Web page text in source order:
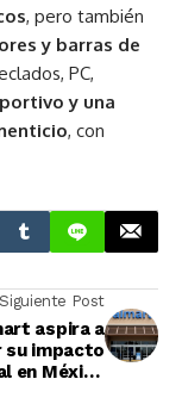
, pero también
y barras de
PC,
y una
, con
Siguiente Post
aspira a
su impacto
en México